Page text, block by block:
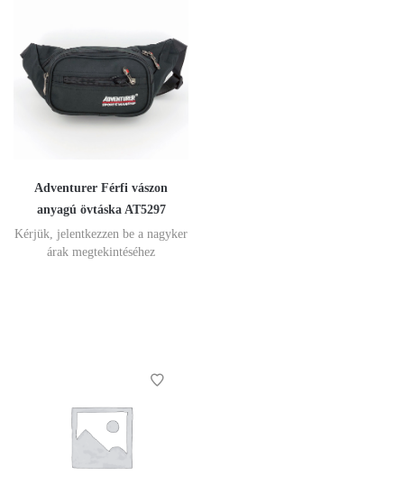
Adventurer Férfi vászon
anyagú övtáska AT5297
Kérjük, jelentkezzen be a nagyker
árak megtekintéséhez